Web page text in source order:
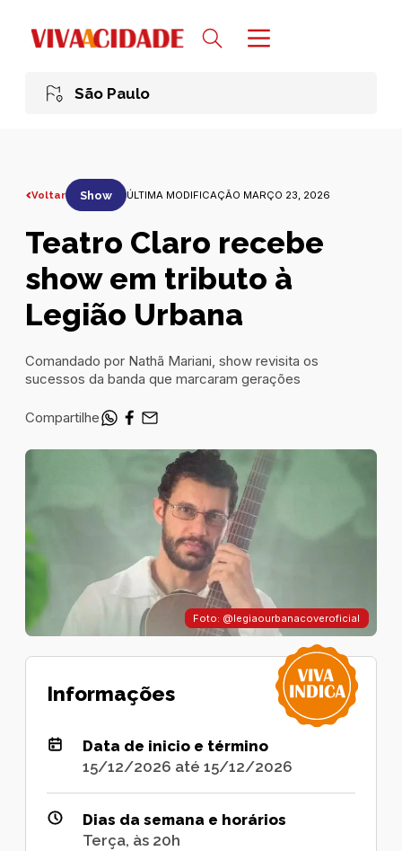
São Paulo
Voltar Show ÚLTIMA MODIFICAÇÃO MARÇO 23, 2026
Teatro Claro recebe
show em tributo à
Legião Urbana
Comandado por Nathã Mariani, show revisita os
sucessos da banda que marcaram gerações
Compartilhe
Foto: @legiaourbanacoveroficial
Informações
Data de inicio e término
15/12/2026 até 15/12/2026
Dias da semana e horários
Terça, às 20h